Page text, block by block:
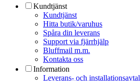
Kundtjänst
Kundtjänst
Hitta butik/varuhus
Spåra din leverans
Support via fjärrhjälp
Bluffmail m.m.
Kontakta oss
Information
Leverans- och installationsavtal